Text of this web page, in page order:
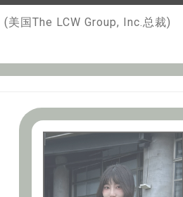
(美国The LCW Group, Inc.总裁)